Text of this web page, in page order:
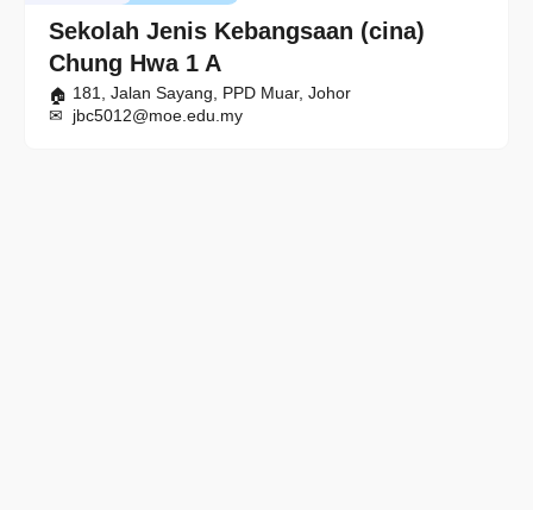
Sekolah Jenis Kebangsaan (cina)
Chung Hwa 1 A
181, Jalan Sayang, PPD Muar, Johor
jbc5012@moe.edu.my